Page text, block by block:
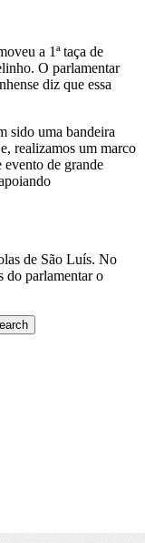
a 1ª taça de
O parlamentar
diz que essa
sido uma bandeira
realizamos um marco
evento de grande
de São Luís. No
do parlamentar o